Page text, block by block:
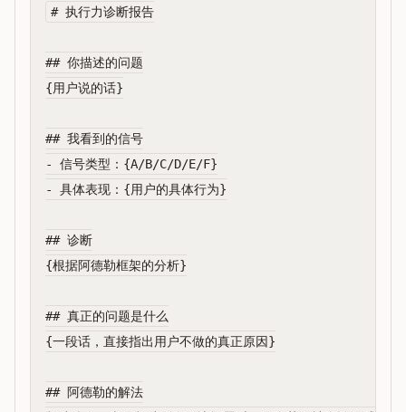
# 执行力诊断报告
## 你描述的问题
{用户说的话}
## 我看到的信号
- 信号类型：{A/B/C/D/E/F}
- 具体表现：{用户的具体行为}
## 诊断
{根据阿德勒框架的分析}
## 真正的问题是什么
{一段话，直接指出用户不做的真正原因}
## 阿德勒的解法